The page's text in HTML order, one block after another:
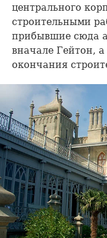
центрального
строительными
прибывшие сюда
вначале Гейтон,
окончания